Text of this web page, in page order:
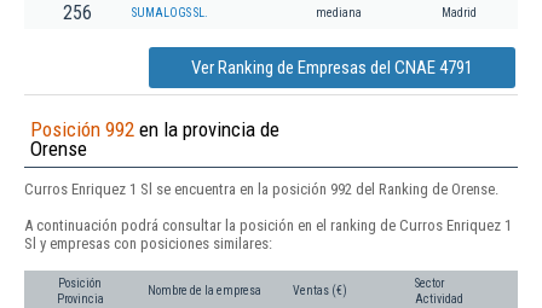
256 SUMALOGS SL. mediana Madrid
Ver Ranking de Empresas del CNAE 4791
Posición 992 en la provincia de
Orense
Curros Enriquez 1 Sl se encuentra en la posición 992 del Ranking de Orense.
A continuación podrá consultar la posición en el ranking de Curros Enriquez 1
Sl y empresas con posiciones similares:
Posición
Provincia
Nombre de la empresa Ventas (€)
Sector
Actividad